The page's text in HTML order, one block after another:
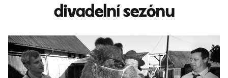
divadelní sezónu